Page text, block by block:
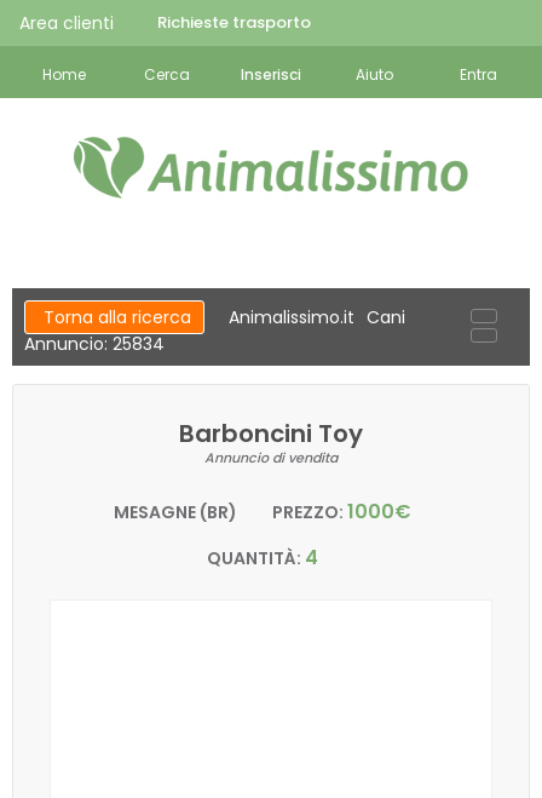
Area clienti Richieste trasporto
Home Cerca Inserisci Aiuto Entra
Torna alla ricerca Animalissimo.it Cani
Annuncio: 25834
Barboncini Toy
Annuncio di vendita
MESAGNE (BR) PREZZO: 1000€
QUANTITÀ: 4